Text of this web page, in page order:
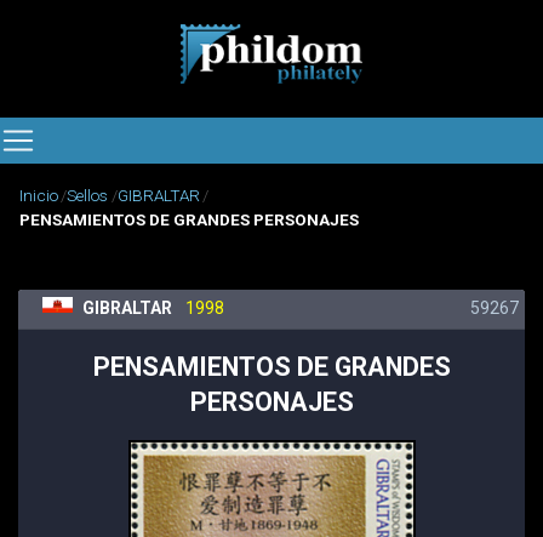
Inicio Sellos GIBRALTAR
PENSAMIENTOS DE GRANDES PERSONAJES
GIBRALTAR 1998 59267
PENSAMIENTOS DE GRANDES
PERSONAJES